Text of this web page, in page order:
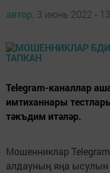
автор, 3 июнь 2022 -
Telegram-каналлар
имтиханнары
тәкъдим итәләр.
Мошенниклар
алдауның яңа ысулын